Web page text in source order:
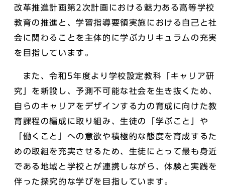
改革推進計画第2次計画における魅力ある高等学校
教育の推進と、学習指導要領実施における自己と社
会に関わることを主体的に学ぶカリキュラムの充実
を目指しています。
また、令和5年度より学校設定教科「キャリア研
究」を新設し、予測不可能な社会を生き抜くため、
自らのキャリアをデザインする力の育成に向けた教
育課程の編成に取り組み、生徒の「学ぶこと」や
「働くこと」への意欲や積極的な態度を育成するた
めの取組を充実させるため、生徒にとって最も身近
である地域と学校とが連携しながら、体験と実践を
伴った探究的な学びを目指しています。